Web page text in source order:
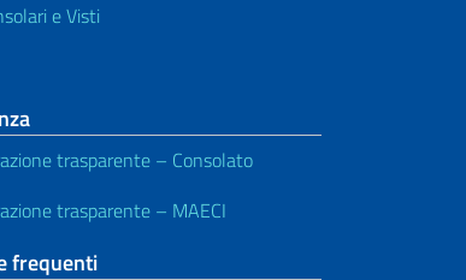
e Visti
trasparente – Consolato
trasparente – MAECI
frequenti